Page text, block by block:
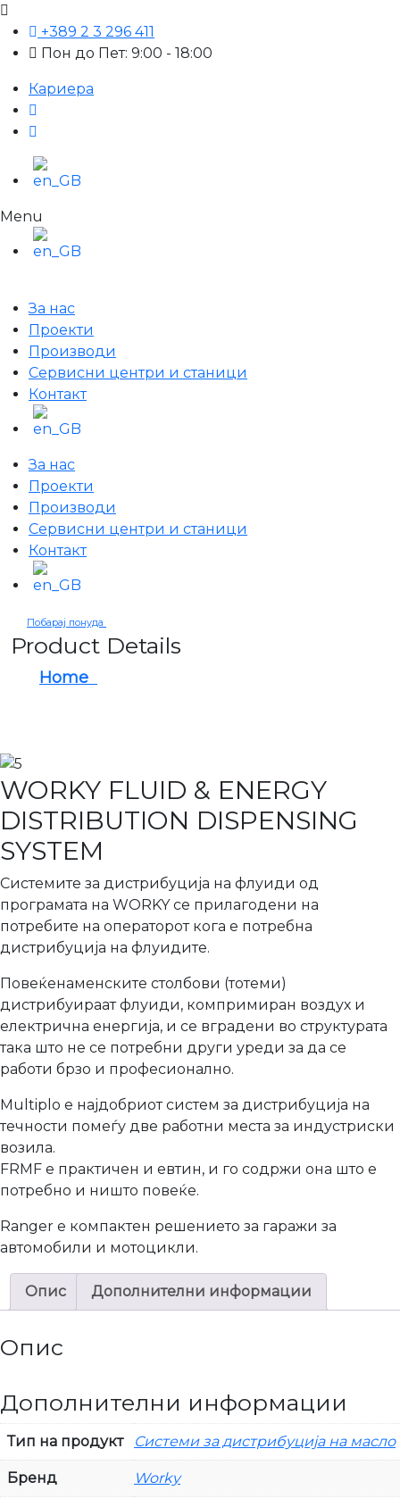
+389 2 3 296 411
Пон до Пет: 9:00 - 18:00
Кариера
Menu
За нас
Проекти
Производи
Сервисни центри и станици
Контакт
За нас
Проекти
Производи
Сервисни центри и станици
Контакт
Побарај понуда
Product Details
Home
WORKY FLUID & ENERGY
DISTRIBUTION DISPENSING
SYSTEM
Системите за дистрибуција на флуиди од
програмата на WORKY се прилагодени на
потребите на операторот кога е потребна
дистрибуција на флуидите.
Повеќенаменските столбови (тотеми)
дистрибуираат флуиди, компримиран воздух и
електрична енергија, и се вградени во структурата
така што не се потребни други уреди за да се
работи брзо и професионално.
Multiplo е најдобриот систем за дистрибуција на
течности помеѓу две работни места за индустриски
возила.
FRMF е практичен и евтин, и го содржи она што е
потребно и ништо повеќе.
Ranger е компактен решението за гаражи за
автомобили и мотоцикли.
Опис Дополнителни информации
Опис
Дополнителни информации
Тип на продукт Системи за дистрибуција на масло
Бренд Worky